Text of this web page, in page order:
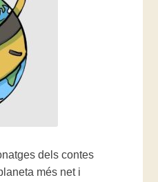
dels contes
més net i